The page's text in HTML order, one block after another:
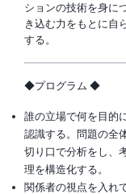
ションの技術を身に
き込む力をもとに自
する。
​◆プログラム ◆
誰の立場で何を目的
認識する。問題の全
切り口で分析をし、
理を構造化する。
関係者の視点を入れ